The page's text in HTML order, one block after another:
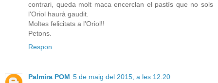
contrari, queda molt maca encerclan el pastís que no sols
l'Oriol haurà gaudit.
Moltes felicitats a l'Oriol!!
Petons.
Respon
Palmira POM 5 de maig del 2015, a les 12:20